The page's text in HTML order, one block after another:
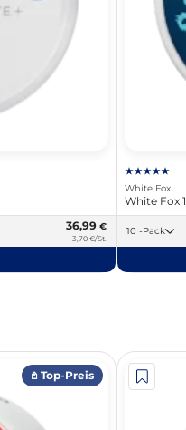
36,99 €
3,70 €/St.
White Fox
White Fox
10 -Pack
𖤘 Top-Preis